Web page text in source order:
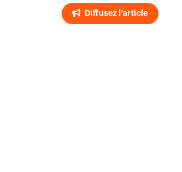
Diffusez l’article